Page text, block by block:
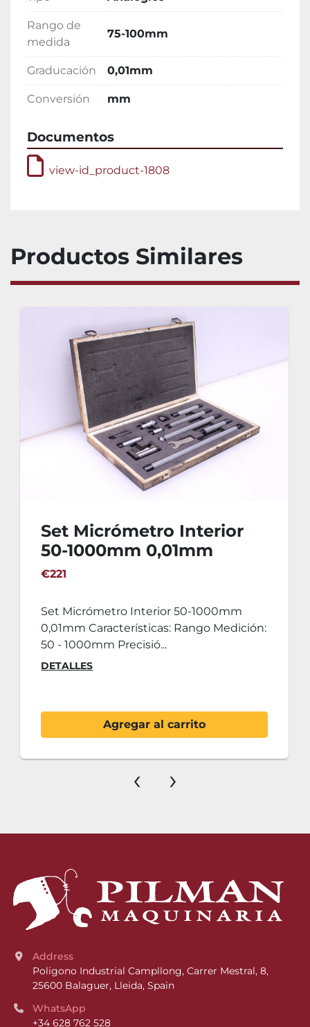
Rango de
medida
75-100mm
Graducación 0,01mm
Conversión mm
Documentos
view-id_product-1808
Productos Similares
Set Micrómetro Interior
50-1000mm 0,01mm
€221
Set Micrómetro Interior 50-1000mm
0,01mm Características: Rango Medición:
50 - 1000mm Precisió...
DETALLES
Agregar al carrito
‹ ›
Address
Poligono Industrial Campllong, Carrer Mestral, 8,
25600 Balaguer, Lleida, Spain
WhatsApp
+34 628 762 528